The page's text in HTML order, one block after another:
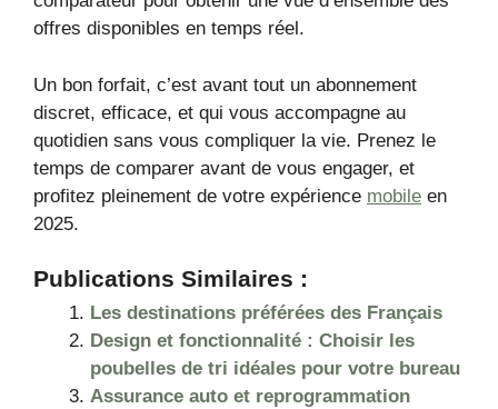
offres disponibles en temps réel.
Un bon forfait, c’est avant tout un abonnement
discret, efficace, et qui vous accompagne au
quotidien sans vous compliquer la vie. Prenez le
temps de comparer avant de vous engager, et
profitez pleinement de votre expérience mobile en
2025.
Publications Similaires :
Les destinations préférées des Français
Design et fonctionnalité : Choisir les
poubelles de tri idéales pour votre bureau
Assurance auto et reprogrammation